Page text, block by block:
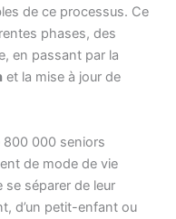
de ce processus. Ce
phases, des
en passant par la
et la mise à jour de
800 000 seniors
de mode de vie
séparer de leur
d’un petit-enfant ou